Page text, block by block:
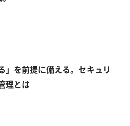
」を前提に備える。セキュリ
理とは